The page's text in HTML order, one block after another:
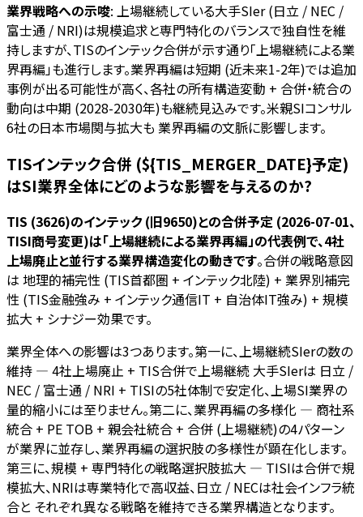
業界戦略への示唆: 上場継続している大手SIer (日立 / NEC /
富士通 / NRI)は規模追求と専門特化のバランスで独自性を維
持しますが、TISのインテック合併が示す通り「上場継続による業
界再編」も進行します。業界再編は短期 (近未来1-2年)では追加
事例が出る可能性が高く、各社の所有構造変動 + 合併・統合の
動向は中期 (2028-2030年)も継続見込みです。米親SIコンサル
6社の日本市場関与拡大も 業界再編の文脈に影響します。
TISインテック合併 (${TIS_MERGER_DATE}予定)
はSI業界全体にどのような影響を与えるのか?
TIS (3626)のインテック (旧9650)との合併予定 (2026-07-01、
TISI商号変更)は「上場継続による業界再編」の代表例で、4社
上場廃止と並行する業界構造変化の動きです。合併の戦略意図
は 地理的補完性 (TIS首都圏 + インテック北陸) + 業界別補完
性 (TIS金融強み + インテック通信IT + 自治体IT強み) + 規模
拡大 + シナジー効果です。
業界全体への影響は3つあります。第一に、上場継続SIerの数の
維持 — 4社上場廃止 + TIS合併で上場継続 大手SIerは 日立 /
NEC / 富士通 / NRI + TISIの5社体制で安定化、上場SI業界の
量的縮小には至りません。第二に、業界再編の多様化 — 商社系
統合 + PE TOB + 親会社統合 + 合併 (上場継続)の4パターン
が業界に並存し、業界再編の選択肢の多様性が顕在化します。
第三に、規模 + 専門特化の戦略選択肢拡大 — TISIは合併で規
模拡大、NRIは専業特化で高収益、日立 / NECは社会インフラ統
合と それぞれ異なる戦略を維持できる業界構造となります。